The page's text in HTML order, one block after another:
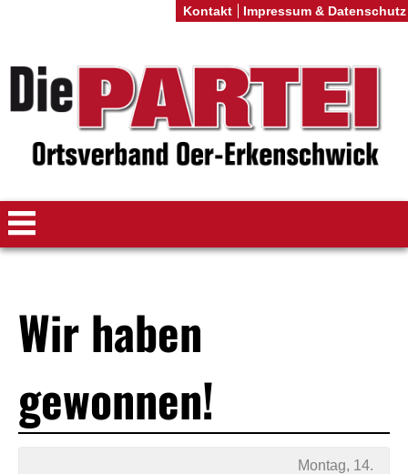
Wir haben
gewonnen!
Montag, 14.
Kontakt Impressum & Datenschutz